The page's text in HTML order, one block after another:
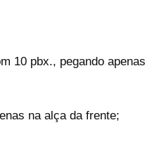
10 pbx., pegando apenas
na alça da frente;